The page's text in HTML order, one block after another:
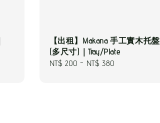
【出租】Makana 手工實木托盤
(多尺寸)｜Tray/Plate
Regular
NT$ 200 - NT$ 380